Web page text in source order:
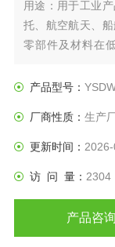
用途：用于工业
托、航空航天、
零部件及材料在
产品型号：
厂商性质： 生产
更新时间：
访 问 量： 2304
产品咨询